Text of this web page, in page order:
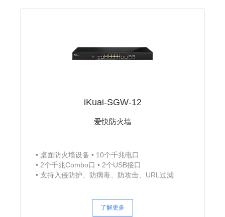
iKuai-SGW-12
爱快防火墙
桌面防火墙设备
10个千兆电口
2个千兆Combo口
2个USB接口
支持入侵防护、防病毒、防攻击、URL过滤
了解更多